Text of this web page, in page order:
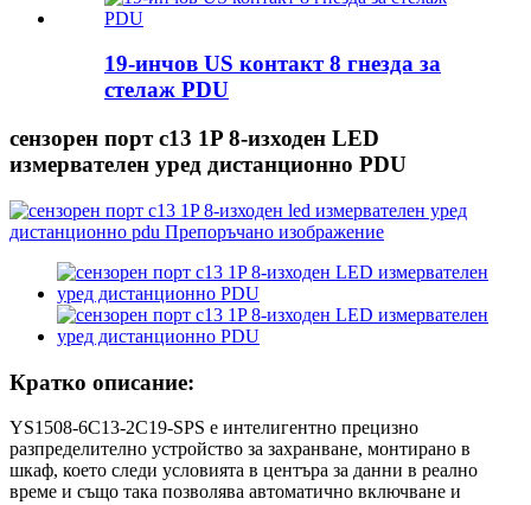
19-инчов US контакт 8 гнезда за
стелаж PDU
сензорен порт c13 1P 8-изходен LED
измервателен уред дистанционно PDU
Кратко описание:
YS1508-6C13-2C19-SPS е интелигентно прецизно
разпределително устройство за захранване, монтирано в
шкаф, което следи условията в центъра за данни в реално
време и също така позволява автоматично включване и